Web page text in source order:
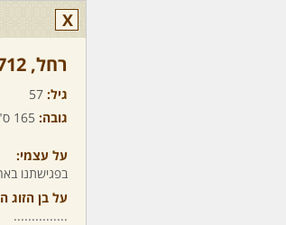
X
רחל,‏ 501712
גיל: 57
גובה: 165 ס"מ
על עצמי:
בפגישתנו
על בן הזוג
...............